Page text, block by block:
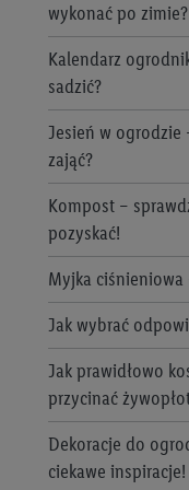
wykonać po zimie?
Kalendarz
sadzić?
Jesień w ogrodzie
zająć?
Kompost –
pozyskać!
Myjka ciśnieniowa
Jak wybrać
Jak prawidłowo
przycinać
Dekoracje do
ciekawe inspiracje!